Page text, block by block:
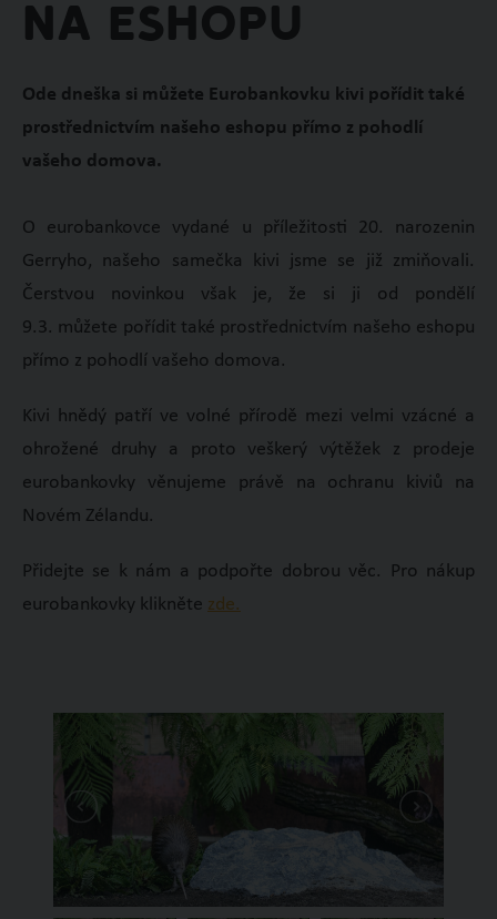
na eshopu
Ode dneška si můžete Eurobankovku kivi pořídit také
prostřednictvím našeho eshopu přímo z pohodlí
vašeho domova.
O eurobankovce vydané u příležitosti 20. narozenin
Gerryho, našeho samečka kivi jsme se již zmiňovali.
Čerstvou novinkou však je, že si ji od pondělí
9.3. můžete pořídit také prostřednictvím našeho eshopu
přímo z pohodlí vašeho domova.
Kivi hnědý patří ve volné přírodě mezi velmi vzácné a
ohrožené druhy a proto veškerý výtěžek z prodeje
eurobankovky věnujeme právě na ochranu kiviů na
Novém Zélandu.
Přidejte se k nám a podpořte dobrou věc. Pro nákup
eurobankovky klikněte zde.